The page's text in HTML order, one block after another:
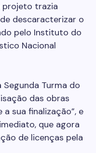
projeto trazia
descaracterizar o
pelo Instituto do
Nacional
Segunda Turma do
das obras
sua finalização”, e
que agora
de licenças pela